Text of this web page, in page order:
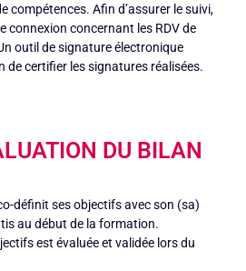
compétences. Afin d’assurer le suivi,
connexion concernant les RDV de
outil de signature électronique
de certifier les signatures réalisées.
DU BILAN
définit ses objectifs avec son (sa)
au début de la formation.
est évaluée et validée lors du